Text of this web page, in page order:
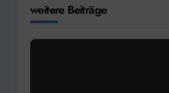
weitere Beiträge